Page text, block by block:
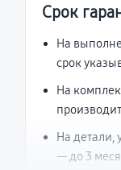
Срок
На
срок
На
На детали,
— до 3